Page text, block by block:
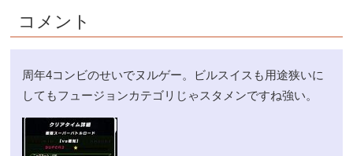
コメント
周年4コンビのせいでヌルゲー。ビルスイスも用途狭いに
してもフュージョンカテゴリじゃスタメンですね強い。